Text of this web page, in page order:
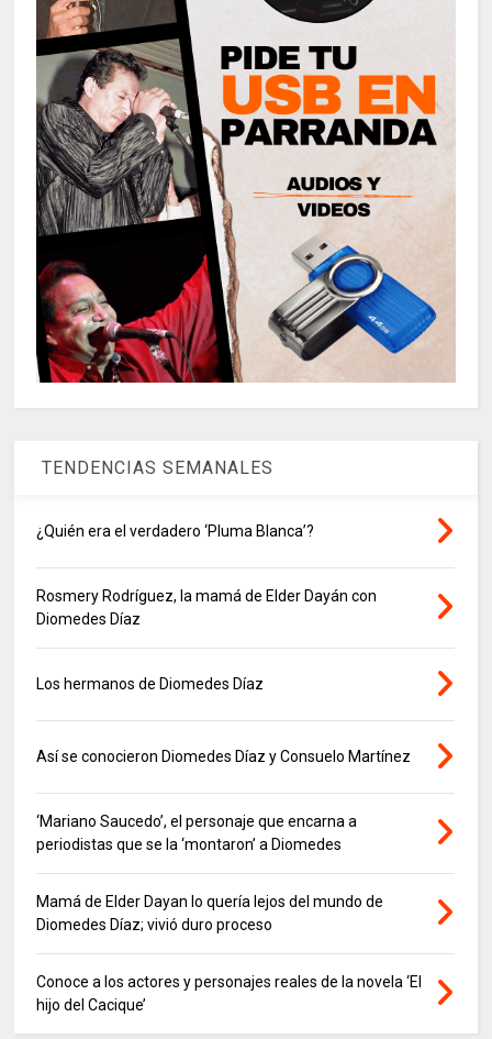
TENDENCIAS SEMANALES
¿Quién era el verdadero ‘Pluma Blanca’?
Rosmery Rodríguez, la mamá de Elder Dayán con
Diomedes Díaz
Los hermanos de Diomedes Díaz
Así se conocieron Diomedes Díaz y Consuelo Martínez
‘Mariano Saucedo’, el personaje que encarna a
periodistas que se la ‘montaron’ a Diomedes
Mamá de Elder Dayan lo quería lejos del mundo de
Diomedes Díaz; vivió duro proceso
Conoce a los actores y personajes reales de la novela ‘El
hijo del Cacique’